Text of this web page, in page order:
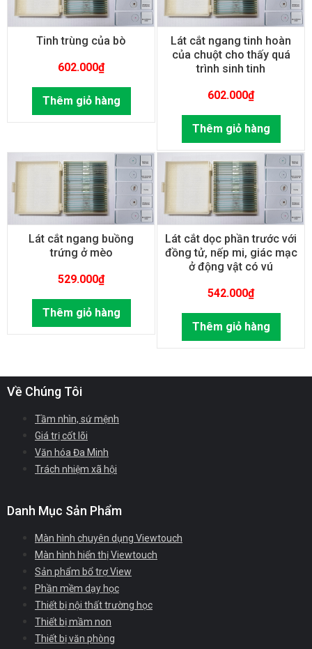
Tinh trùng của bò
602.000₫
Thêm giỏ hàng
Lát cắt ngang tinh hoàn
của chuột cho thấy quá
trình sinh tinh
602.000₫
Thêm giỏ hàng
Lát cắt ngang buồng
trứng ở mèo
529.000₫
Thêm giỏ hàng
Lát cắt dọc phần trước với
đồng tử, nếp mi, giác mạc
ở động vật có vú
542.000₫
Thêm giỏ hàng
Về Chúng Tôi
Tầm nhìn, sứ mệnh
Giá trị cốt lõi
Văn hóa Đa Minh
Trách nhiệm xã hội
Danh Mục Sản Phẩm
Màn hình chuyên dụng Viewtouch
Màn hình hiển thị Viewtouch
Sản phẩm bổ trợ View
Phần mềm dạy học
Thiết bị nội thất trường học
Thiết bị mầm non
Thiết bị văn phòng